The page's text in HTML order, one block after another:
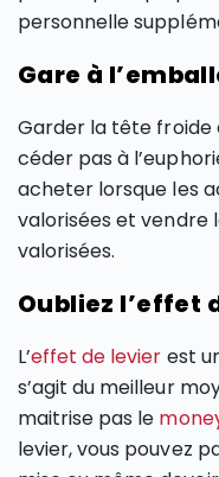
personnelle
Gare à
Garder la tête
céder pas à
acheter lorsque les
valorisées et vendre
valorisées.
Oubliez l’effet
L’effet de levier est
s’agit du meilleur
maitrise pas le
levier, vous pouvez